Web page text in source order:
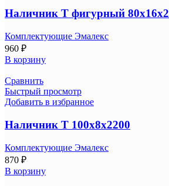
Наличник Т фигурный
Комплектующие Эмалекс
960 ₽
В корзину
Сравнить
Быстрый просмотр
Добавить в избранное
Наличник Т 100х8х2200
Комплектующие Эмалекс
870 ₽
В корзину